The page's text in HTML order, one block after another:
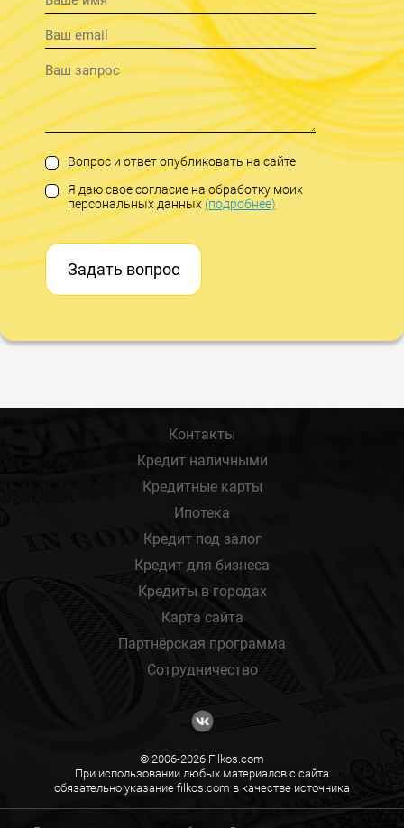
Вопрос и ответ опубликовать на сайте
Я даю свое согласие на обработку моих
персональных данных(подробнее)
Задать вопрос
Контакты
Кредит наличными
Кредитные карты
Ипотека
Кредит под залог
Кредит для бизнеса
Кредиты в городах
Карта сайта
Партнёрская программа
Сотрудничество
© 2006-2026 Filkos.com
При использовании любых материалов с сайта
обязательно указание filkos.com в качестве источника